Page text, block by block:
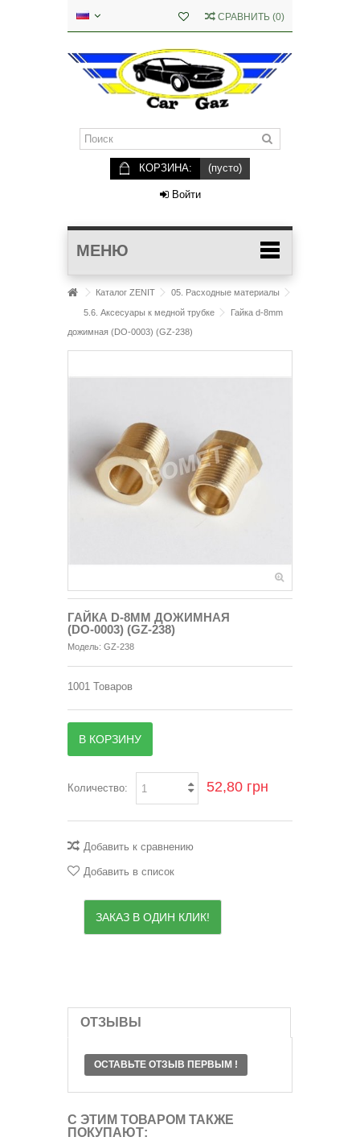
СРАВНИТЬ (0)
КОРЗИНА: (пусто)
Войти
МЕНЮ
Каталог ZENIT 05. Расходные материалы
5.6. Аксесуары к медной трубке
Гайка d-8mm
дожимная (DO-0003) (GZ-238)
ГАЙКА D-8MM ДОЖИМНАЯ
(DO-0003) (GZ-238)
Модель: GZ-238
1001 Товаров
В КОРЗИНУ
Количество: 52,80 грн
Добавить к сравнению
Добавить в список
ЗАКАЗ В ОДИН КЛИК!
ОТЗЫВЫ
ОСТАВЬТЕ ОТЗЫВ ПЕРВЫМ !
С ЭТИМ ТОВАРОМ ТАКЖЕ
ПОКУПАЮТ: